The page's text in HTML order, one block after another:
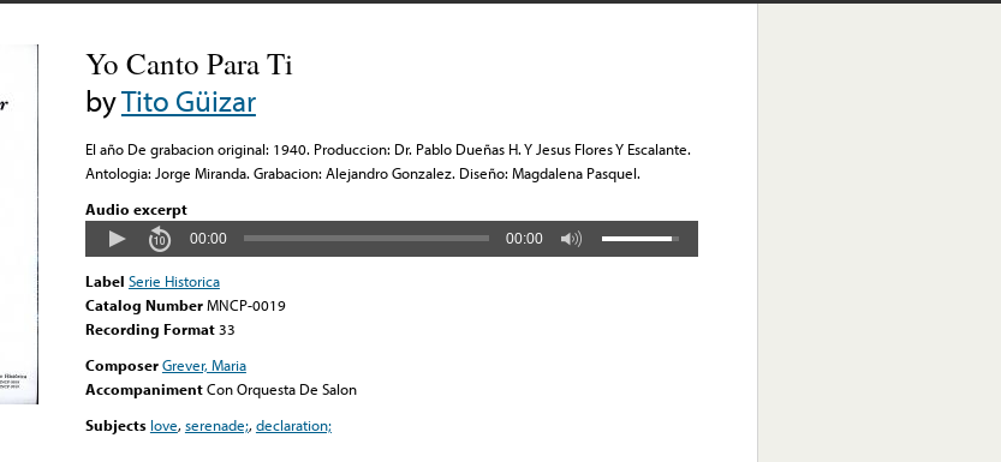
Yo Canto Para Ti
byTito Güizar
El año De grabacion original: 1940. Produccion: Dr. Pablo Dueñas H. Y Jesus Flores Y Escalante.
Antologia: Jorge Miranda. Grabacion: Alejandro Gonzalez. Diseño: Magdalena Pasquel.
Audio excerpt
00:00 00:00
Label Serie Historica
Catalog NumberMNCP-0019
Recording Format33
ComposerGrever, Maria
AccompanimentCon Orquesta De Salon
Subjects love,serenade;,declaration;